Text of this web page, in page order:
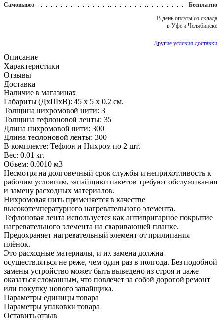
Самовывоз
Бесплатно
В день оплаты со склада
в Уфе и Челябинске
Другие условия доставки
Описание
Характеристики
Отзывы
Доставка
Наличие в магазинах
Габариты (ДxШxВ): 45 x 5 x 0.2 см.
Толщина нихромовой нити: 3
Толщина тефлоновой ленты: 35
Длина нихромовой нити: 300
Длина тефлоновой ленты: 300
В комплекте: Тефлон и Нихром по 2 шт.
Вес: 0.01 кг.
Объем: 0.0010 м3
Несмотря на долговечный срок службы и неприхотливость к
рабочим условиям, запайщики пакетов требуют обслуживания
и замену расходных материалов.
Нихромовая нить применяется в качестве
высокотемпературного нагревательного элемента.
Тефлоновая лента используется как антипригарное покрытие
нагревательного элемента на сваривающей планке.
Предохраняет нагревательный элемент от прилипания
плёнок.
Это расходные материалы, и их замена должна
осуществляться не реже, чем один раз в полгода. Без подобной
замены устройство может быть выведено из строя и даже
оказаться сломанным, что повлечет за собой дорогой ремонт
или покупку нового запайщика.
Параметры единицы товара
Параметры упаковки товара
Оставить отзыв